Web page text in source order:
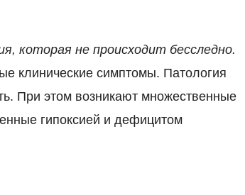
которая не происходит бесследно.
клинические симптомы. Патология
При этом возникают множественные
гипоксией и дефицитом